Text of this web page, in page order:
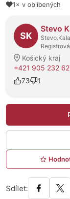
1× v oblíbených
O prodejci
SK
Stevo
Košický kraj
+421 905 232
73
1
Sdílet: